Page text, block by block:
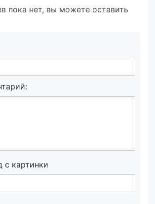
пока нет, вы можете оставить
с картинки